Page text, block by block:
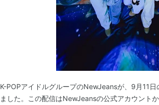
K-POPアイドルグループのNewJeansが、9月11
ました。この配信はNewJeansの公式アカウント